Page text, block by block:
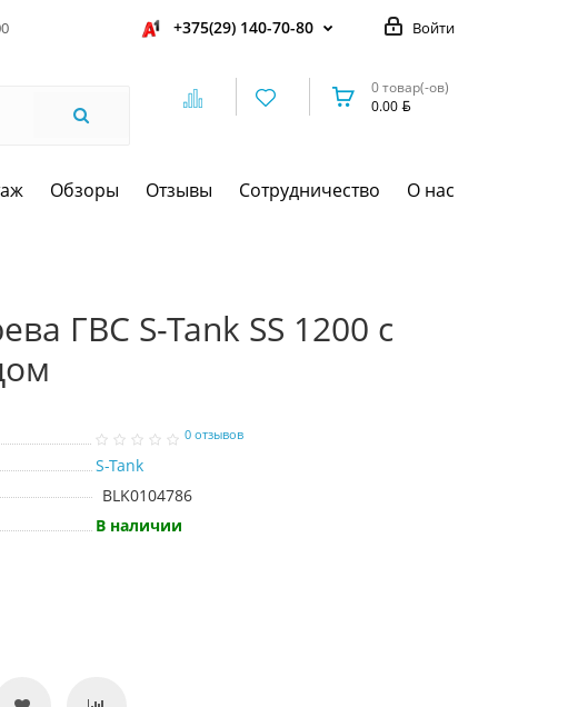
Войти
+375(29) 140-70-80
0 товар(-ов)
0.00
Обзоры Отзывы Сотрудничество О нас
ГВС S-Tank SS 1200 с
0 отзывов
S-Tank
BLK0104786
В наличии